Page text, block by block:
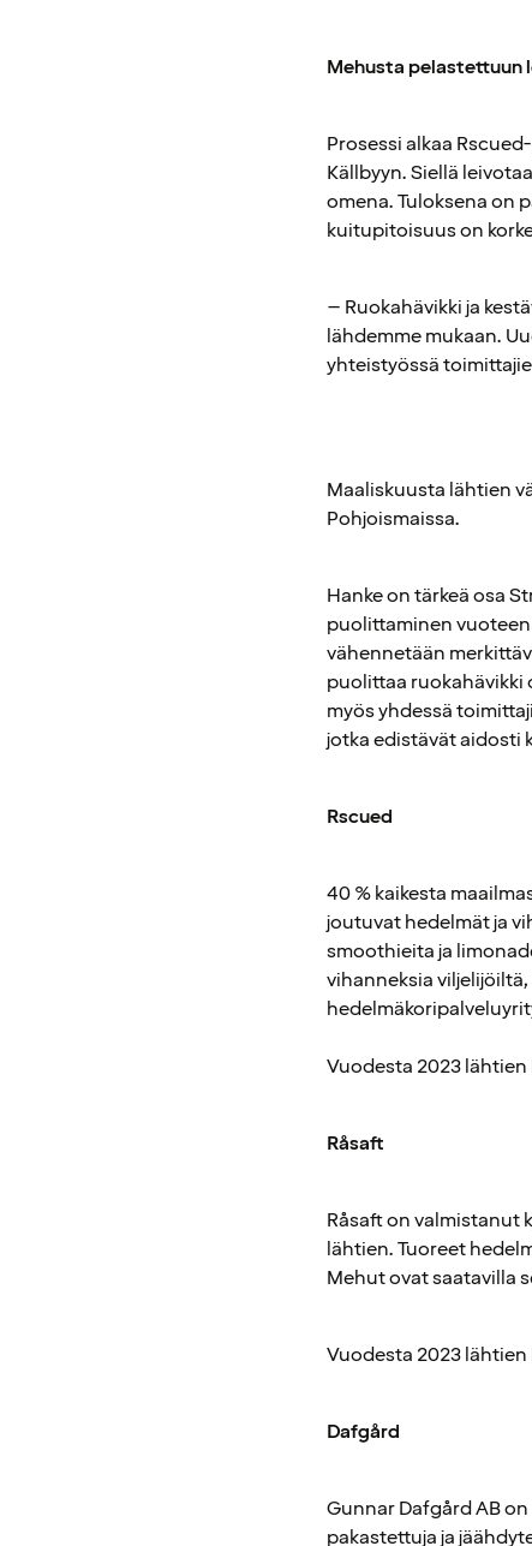
Mehusta pelastettuun
Prosessi alkaa
Källbyyn. Siellä
omena. Tuloksena on
kuitupitoisuus on
– Ruokahävikki ja
lähdemme mukaan.
yhteistyössä
Maaliskuusta lähtien
Pohjoismaissa.
Hanke on tärkeä osa
puolittaminen
vähennetään
puolittaa ruokahävikki
myös yhdessä
jotka edistävät aidosti
Rscued
40 % kaikesta
joutuvat hedelmät ja
smoothieita ja
vihanneksia
Vuodesta 2023
Råsaft
Råsaft on valmistanut
lähtien. Tuoreet
Mehut ovat saatavilla
Vuodesta 2023
Dafgård
Gunnar Dafgård AB
pakastettuja ja